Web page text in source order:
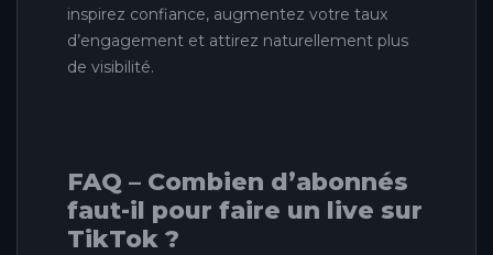
inspirez confiance, augmentez votre taux
d’engagement et attirez naturellement plus
de visibilité.
FAQ – Combien d’abonnés
faut-il pour faire un live sur
TikTok ?